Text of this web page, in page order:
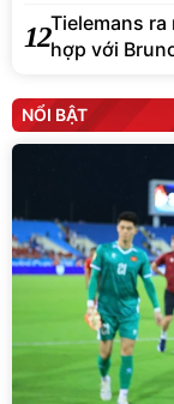
12Tielemans
hợp với
NỔI BẬT